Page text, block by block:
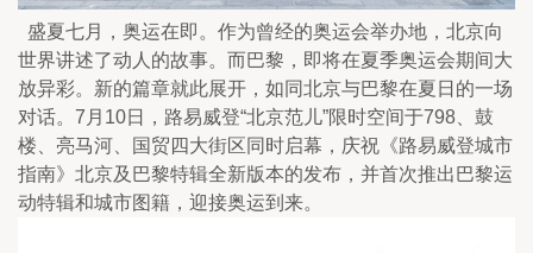
盛夏七月，奥运在即。作为曾经的奥运会举办地，北京向
世界讲述了动人的故事。而巴黎，即将在夏季奥运会期间大
放异彩。新的篇章就此展开，如同北京与巴黎在夏日的一场
对话。7月10日，路易威登“北京范儿”限时空间于798、鼓
楼、亮马河、国贸四大街区同时启幕，庆祝《路易威登城市
指南》北京及巴黎特辑全新版本的发布，并首次推出巴黎运
动特辑和城市图籍，迎接奥运到来。